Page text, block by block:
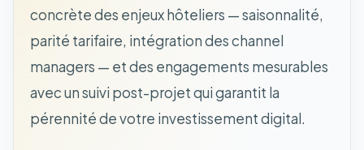
concrète des enjeux hôteliers — saisonnalité,
parité tarifaire, intégration des channel
managers — et des engagements mesurables
avec un suivi post-projet qui garantit la
pérennité de votre investissement digital.